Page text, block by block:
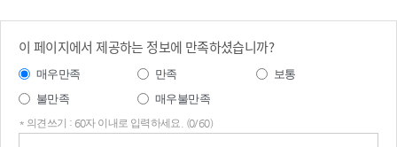
이 페이지에서 제공하는 정보에 만족하셨습니까?
매우만족 만족
보통
불만족
매우불만족
* 의견쓰기 : 60자 이내로 입력하세요. (0/60)